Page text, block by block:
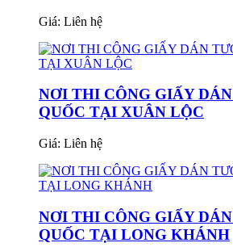
Giá: Liên hệ
NƠI THI CÔNG GIẤY
QUỐC TẠI XUÂN LỘC
Giá: Liên hệ
NƠI THI CÔNG GIẤY
QUỐC TẠI LONG KHÁNH